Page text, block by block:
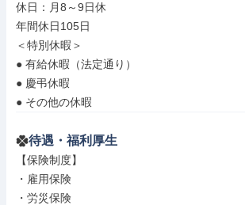
休日：月8～9日休
年間休日105日
＜特別休暇＞
● 有給休暇（法定通り）
● 慶弔休暇
● その他の休暇
待遇・福利厚生
【保険制度】
・雇用保険
・労災保険